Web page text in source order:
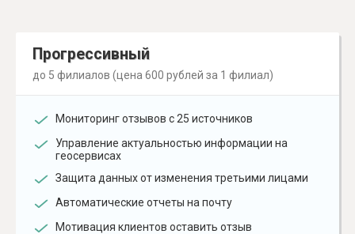
Прогрессивный
до 5 филиалов (цена 600 рублей за 1 филиал)
Мониторинг отзывов с 25 источников
Управление актуальностью информации на
геосервисах
Защита данных от изменения третьими лицами
Автоматические отчеты на почту
Мотивация клиентов оставить отзыв